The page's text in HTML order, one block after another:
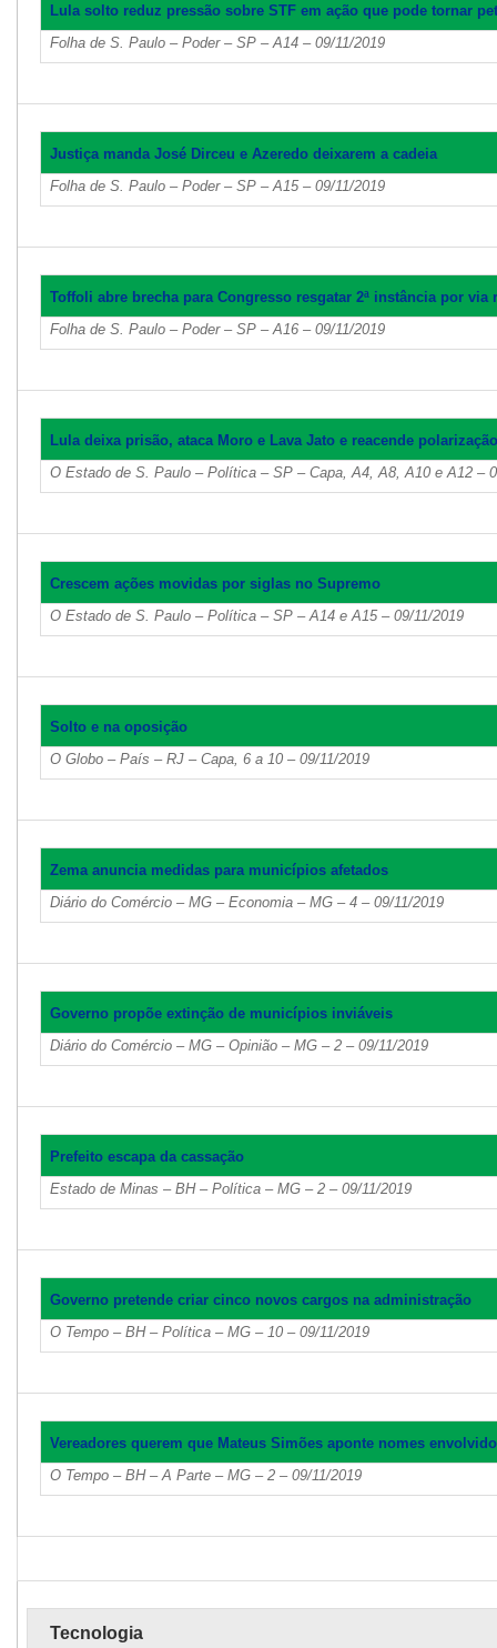
Lula solto reduz pressão sobre STF em ação que pode tornar
Folha de S. Paulo – Poder – SP – A14 – 09/11/2019
Justiça manda José Dirceu e Azeredo deixarem a cadeia
Folha de S. Paulo – Poder – SP – A15 – 09/11/2019
Toffoli abre brecha para Congresso resgatar 2ª instância por via
Folha de S. Paulo – Poder – SP – A16 – 09/11/2019
Lula deixa prisão, ataca Moro e Lava Jato e reacende polarização
O Estado de S. Paulo – Política – SP – Capa, A4, A8, A10 e A12 –
Crescem ações movidas por siglas no Supremo
O Estado de S. Paulo – Política – SP – A14 e A15 – 09/11/2019
Solto e na oposição
O Globo – País – RJ – Capa, 6 a 10 – 09/11/2019
Zema anuncia medidas para municípios afetados
Diário do Comércio – MG – Economia – MG – 4 – 09/11/2019
Governo propõe extinção de municípios inviáveis
Diário do Comércio – MG – Opinião – MG – 2 – 09/11/2019
Prefeito escapa da cassação
Estado de Minas – BH – Política – MG – 2 – 09/11/2019
Governo pretende criar cinco novos cargos na administração
O Tempo – BH – Política – MG – 10 – 09/11/2019
Vereadores querem que Mateus Simões aponte nomes
O Tempo – BH – A Parte – MG – 2 – 09/11/2019
Tecnologia